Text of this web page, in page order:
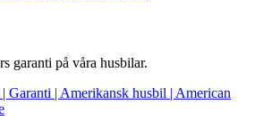
garanti på våra husbilar.